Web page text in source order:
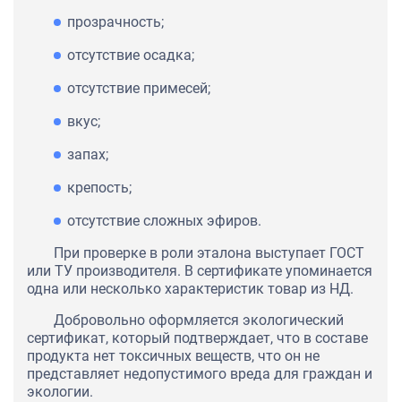
прозрачность;
отсутствие осадка;
отсутствие примесей;
вкус;
запах;
крепость;
отсутствие сложных эфиров.
При проверке в роли эталона выступает ГОСТ
или ТУ производителя. В сертификате упоминается
одна или несколько характеристик товар из НД.
Добровольно оформляется экологический
сертификат, который подтверждает, что в составе
продукта нет токсичных веществ, что он не
представляет недопустимого вреда для граждан и
экологии.